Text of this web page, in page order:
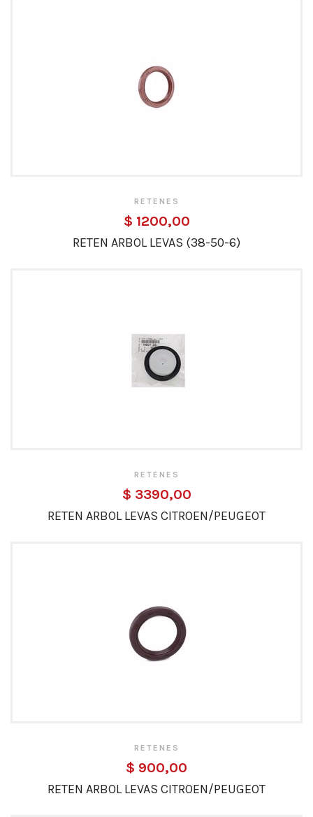
RETENES
$ 1200,00
RETEN ARBOL LEVAS (38-50-6)
RETENES
$ 3390,00
RETEN ARBOL LEVAS CITROEN/PEUGEOT
RETENES
$ 900,00
RETEN ARBOL LEVAS CITROEN/PEUGEOT